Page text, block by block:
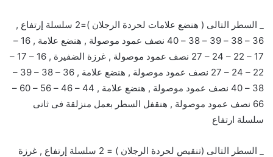
_ السطر التالى ( هنضع علامات لحردة الرجلان )=2 سلسلة إرتفاع ,
36 – 38 – 39 – 38 – 40 نصف عمود موصولة , هنضع علامة , 16 –
17 – 22 – 24 – 27 نصف عمود موصولة , غرزة الضفيرة , 16 – 17 –
22 – 24 – 27 نصف عمود موصولة , هنضع علامة , 36 – 38 – 39 –
38 – 40 نصف عمود موصولة , هنضع علامة , 44 – 46 – 56 – 60 –
66 نصف عمود موصولة , هنقفل السطر بعمل منزلقة فى ثانى
سلسلة ارتفاع
_ السطر التالى (تنقيص لحردة الرجلان ) = 2 سلسلة إرتفاع , غرزة